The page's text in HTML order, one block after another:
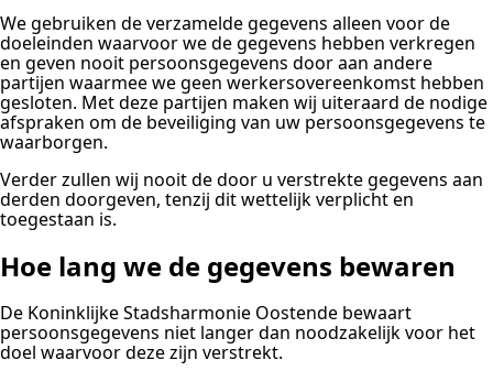
We gebruiken de verzamelde gegevens alleen voor de
doeleinden waarvoor we de gegevens hebben verkregen
en geven nooit persoonsgegevens door aan andere
partijen waarmee we geen werkersovereenkomst hebben
gesloten. Met deze partijen maken wij uiteraard de nodige
afspraken om de beveiliging van uw persoonsgegevens te
waarborgen.
Verder zullen wij nooit de door u verstrekte gegevens aan
derden doorgeven, tenzij dit wettelijk verplicht en
toegestaan is.
Hoe lang we de gegevens bewaren
De Koninklijke Stadsharmonie Oostende bewaart
persoonsgegevens niet langer dan noodzakelijk voor het
doel waarvoor deze zijn verstrekt.